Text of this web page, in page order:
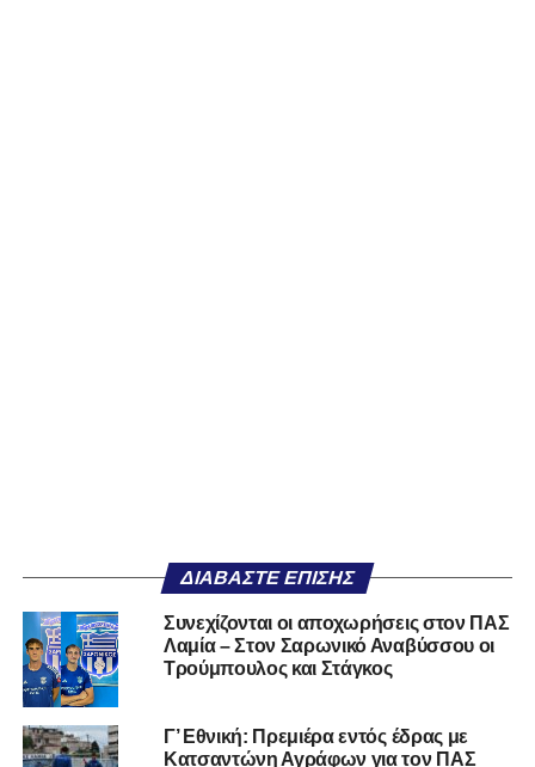
ΔΙΑΒΆΣΤΕ ΕΠΊΣΗΣ
Συνεχίζονται οι αποχωρήσεις στον ΠΑΣ
Λαμία – Στον Σαρωνικό Αναβύσσου οι
Τρούμπουλος και Στάγκος
Γ’ Εθνική: Πρεμιέρα εντός έδρας με
Κατσαντώνη Αγράφων για τον ΠΑΣ